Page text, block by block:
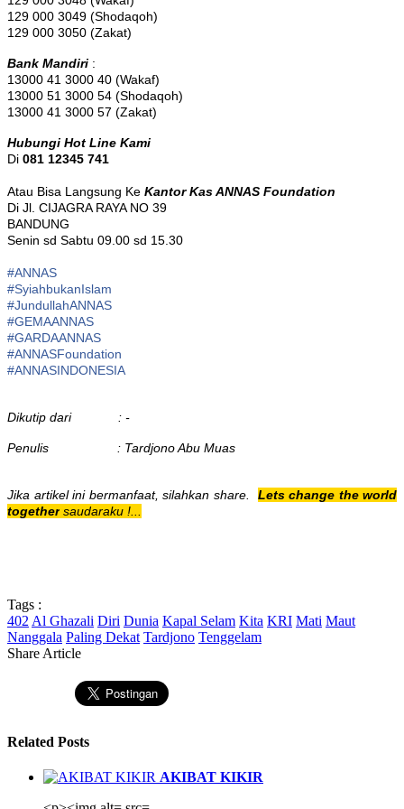
129 000 3049 (Shodaqoh)
129 000 3050 (Zakat)
Bank Mandiri :
13000 41 3000 40 (Wakaf)
13000 51 3000 54 (Shodaqoh)
13000 41 3000 57 (Zakat)
Hubungi Hot Line Kami
Di 081 12345 741
Atau Bisa Langsung Ke Kantor Kas ANNAS Foundation
Di Jl. CIJAGRA RAYA NO 39
BANDUNG
Senin sd Sabtu 09.00 sd 15.30
#ANNAS
#SyiahbukanIslam
#JundullahANNAS
#GEMAANNAS
#GARDAANNAS
#ANNASFoundation
#ANNASINDONESIA
Dikutip dari : -
Penulis : Tardjono Abu Muas
Jika artikel ini bermanfaat, silahkan share. Lets change the world
together saudaraku !...
Tags :
402 Al Ghazali Diri Dunia Kapal Selam Kita KRI Mati Maut
Nanggala Paling Dekat Tardjono Tenggelam
Share Article
Related Posts
AKIBAT KIKIR